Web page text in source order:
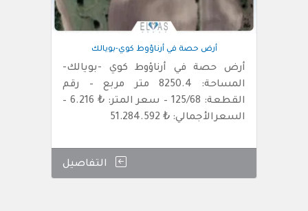
أرض حصة في أرناؤوط كوي-بويالك
أرض حصة في أرناؤوط كوي -بويالك-
المساحة: 8250.4 متر مربع – رقم
القطعة: 125/68 – سعر المتر: ₺ 6.216 –
السعرالأجمالي: ₺ 51.284.592
التفاصيل